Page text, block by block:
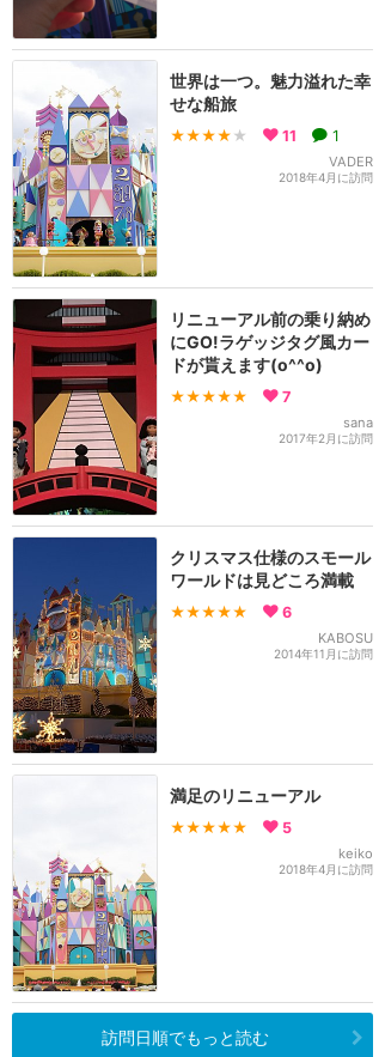
世界は一つ。魅力溢れた幸
せな船旅
★★★★ ★ 11 1
VADER
2018年4月に訪問
リニューアル前の乗り納め
にGO!ラゲッジタグ風カー
ドが貰えます(o^^o)
★★★★★ 7
sana
2017年2月に訪問
クリスマス仕様のスモール
ワールドは見どころ満載
★★★★★ 6
KABOSU
2014年11月に訪問
満足のリニューアル
★★★★★ 5
keiko
2018年4月に訪問
訪問日順でもっと読む